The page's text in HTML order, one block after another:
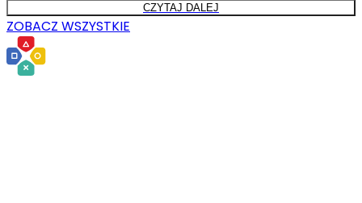
CZYTAJ DALEJ
ZOBACZ WSZYSTKIE